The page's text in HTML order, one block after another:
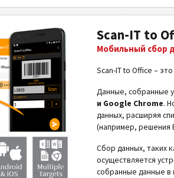
Scan-IT to
Мобильный сбор
Scan-IT to Office –
Данные, собранные
и Google Chrome.
данных, расширяя
(например, решения
Сбор данных, таких
осуществляется
собранные данные